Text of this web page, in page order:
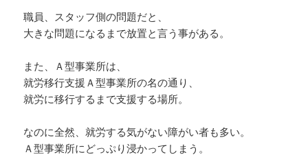
(@sakamotomisuzu)
職員、スタッフ側の問題だと、
大きな問題になるまで放置と言う事がある。
また、Ａ型事業所は、
就労移行支援Ａ型事業所の名の通り、
就労に移行するまで支援する場所。
なのに全然、就労する気がない障がい者も多い。
Ａ型事業所にどっぷり浸かってしまう。